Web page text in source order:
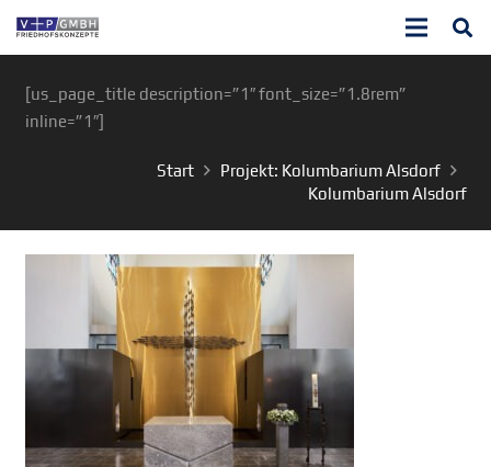
[us_page_title description=”1″ font_size=”1.8rem”
inline=”1″]
Start
Projekt: Kolumbarium Alsdorf
Kolumbarium Alsdorf